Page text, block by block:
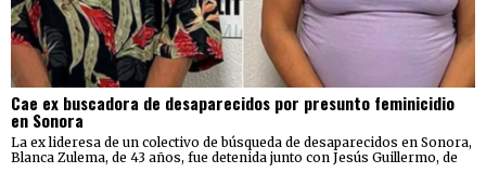
Cae ex buscadora de desaparecidos por presunto feminicidio
en Sonora
La ex lideresa de un colectivo de búsqueda de desaparecidos en Sonora,
Blanca Zulema, de 43 años, fue detenida junto con Jesús Guillermo, de